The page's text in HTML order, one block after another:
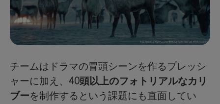
チームはドラマの冒頭シーンを作るプレッシ
ャーに加え、 40頭以上のフォトリアルなカリ
ブーを制作するという課題にも直面してい